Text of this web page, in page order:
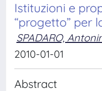
Istituzioni e
“progetto” per
SPADARO,
2010-01-01
Abstract